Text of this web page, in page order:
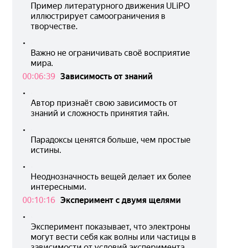
Пример литературного движения ULiPO
иллюстрирует самоограничения в
творчестве.
Важно не ограничивать своё восприятие
мира.
00:06:39 Зависимость от знаний
Автор признаёт свою зависимость от
знаний и сложность принятия тайн.
Парадоксы ценятся больше, чем простые
истины.
Неоднозначность вещей делает их более
интересными.
00:10:16 Эксперимент с двумя щелями
Эксперимент показывает, что электроны
могут вести себя как волны или частицы в